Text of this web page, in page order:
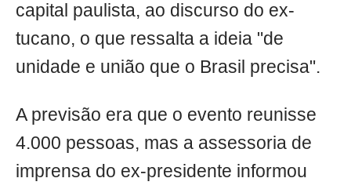
capital paulista, ao discurso do ex-
tucano, o que ressalta a ideia "de
unidade e união que o Brasil precisa".
A previsão era que o evento reunisse
4.000 pessoas, mas a assessoria de
imprensa do ex-presidente informou